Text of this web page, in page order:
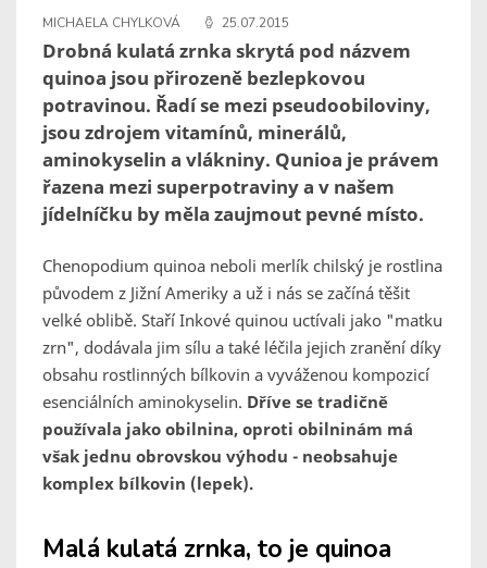
MICHAELA CHYLKOVÁ 25.07.2015
Drobná kulatá zrnka skrytá pod názvem
quinoa jsou přirozeně bezlepkovou
potravinou. Řadí se mezi pseudoobiloviny,
jsou zdrojem vitamínů, minerálů,
aminokyselin a vlákniny. Qunioa je právem
řazena mezi superpotraviny a v našem
jídelníčku by měla zaujmout pevné místo.
Chenopodium quinoa neboli merlík chilský je rostlina
původem z Jižní Ameriky a už i nás se začíná těšit
velké oblibě. Staří Inkové quinou uctívali jako "matku
zrn", dodávala jim sílu a také léčila jejich zranění díky
obsahu rostlinných bílkovin a vyváženou kompozicí
esenciálních aminokyselin. Dříve se tradičně
používala jako obilnina, oproti obilninám má
však jednu obrovskou výhodu - neobsahuje
komplex bílkovin (lepek).
Malá kulatá zrnka, to je quinoa